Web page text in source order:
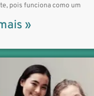
pois funciona como um
»